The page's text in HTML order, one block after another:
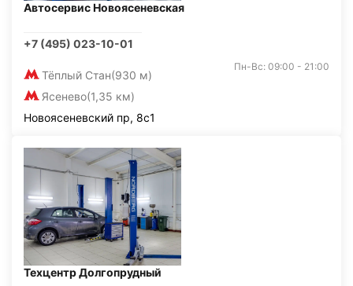
Автосервис Новоясеневская
+7 (495) 023-10-01
Тёплый Стан(930 м)
Ясенево(1,35 км)
Пн-Вс: 09:00 - 21:00
Новоясеневский пр, 8с1
Техцентр Долгопрудный